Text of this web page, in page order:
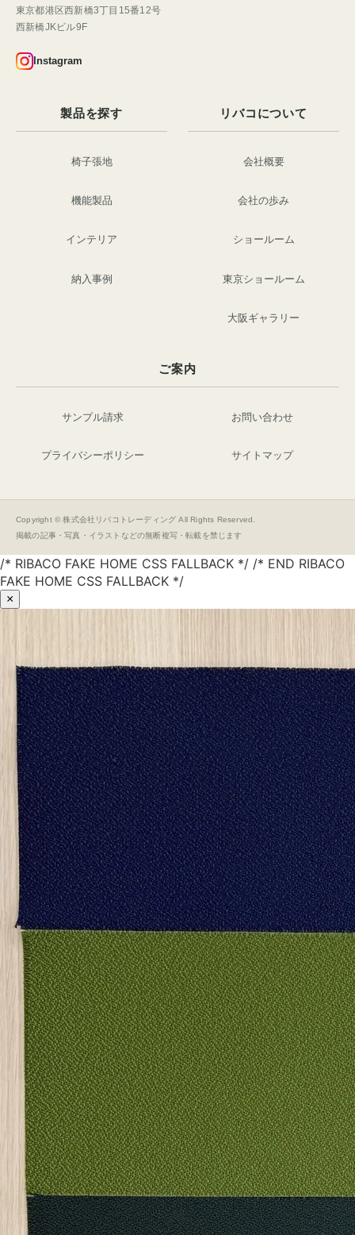
東京都港区西新橋3丁目15番12号
西新橋JKビル9F
Instagram
製品を探す
椅子張地
機能製品
インテリア
納入事例
リバコについて
会社概要
会社の歩み
ショールーム
東京ショールーム
大阪ギャラリー
ご案内
サンプル請求 お問い合わせ
プライバシーポリシー サイトマップ
Copyright © 株式会社リバコトレーディング All Rights Reserved.
掲載の記事・写真・イラストなどの無断複写・転載を禁じます
/* RIBACO FAKE HOME CSS FALLBACK */ /* END RIBACO
FAKE HOME CSS FALLBACK */
×